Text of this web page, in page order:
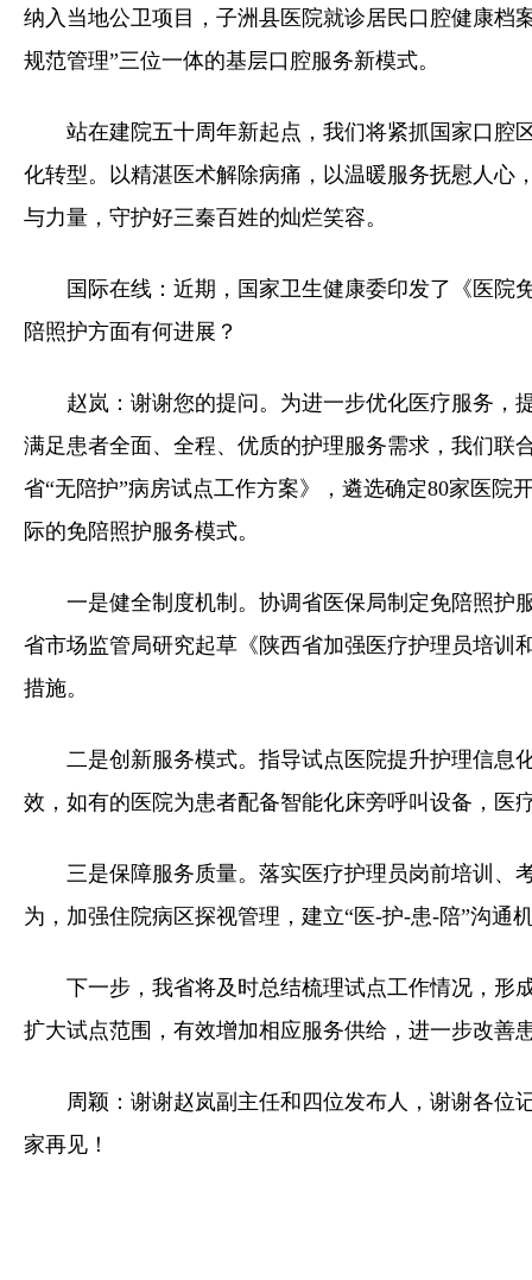
纳入当地公卫项目，子洲县医院就诊居民口腔健康档
规范管理”三位一体的基层口腔服务新模式。
站在建院五十周年新起点，我们将紧抓国家口腔
化转型。以精湛医术解除病痛，以温暖服务抚慰人心
与力量，守护好三秦百姓的灿烂笑容。
国际在线：近期，国家卫生健康委印发了《医院
陪照护方面有何进展？
赵岚：谢谢您的提问。为进一步优化医疗服务，
满足患者全面、全程、优质的护理服务需求，我们联
省“无陪护”病房试点工作方案》，遴选确定80家医院
际的免陪照护服务模式。
一是健全制度机制。协调省医保局制定免陪照护
省市场监管局研究起草《陕西省加强医疗护理员培训
措施。
二是创新服务模式。指导试点医院提升护理信息
效，如有的医院为患者配备智能化床旁呼叫设备，医
三是保障服务质量。落实医疗护理员岗前培训、
为，加强住院病区探视管理，建立“医-护-患-陪”沟通
下一步，我省将及时总结梳理试点工作情况，形
扩大试点范围，有效增加相应服务供给，进一步改善
周颖：谢谢赵岚副主任和四位发布人，谢谢各位
家再见！